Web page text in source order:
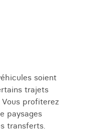
soient
trajets
profiterez
paysages
transferts.